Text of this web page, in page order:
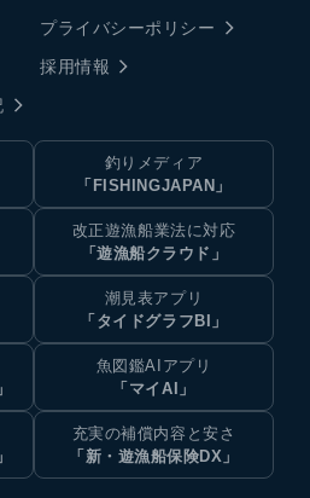
プライバシーポリシー
採用情報
釣りメディア
「FISHINGJAPAN」
改正遊漁船業法に対応
「遊漁船クラウド」
潮見表アプリ
「タイドグラフBI」
魚図鑑AIアプリ
「マイAI」
充実の補償内容と安さ
「新・遊漁船保険DX」